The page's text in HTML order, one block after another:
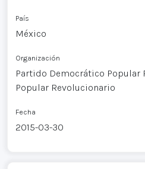
País
México
Organización
Partido Democrático Popular
Popular Revolucionario
Fecha
2015-03-30